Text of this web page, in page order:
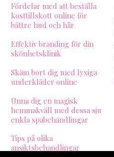
Fördelar med att beställa
kosttillskott online för
bättre hud och hår
Effektiv branding för din
skönhetsklinik
Skäm bort dig med lyxiga
underkläder online
Unna dig en magisk
hemmakväll med dessa sju
enkla spabehandlingar
Tips på olika
ansiktsbehandlingar